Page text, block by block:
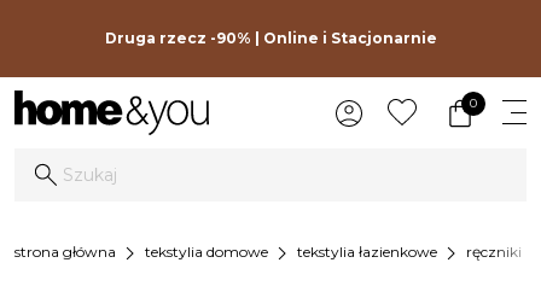
Druga rzecz -90% | Online i Stacjonarnie
0
strona główna chevron_right tekstylia domowe chevron_right tekstylia łazienkowe chevron_right ręczniki